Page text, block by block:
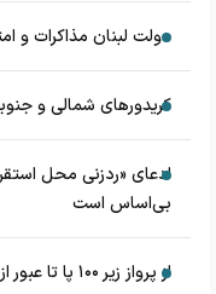
دولت لبنان مذاکرات و
کریدورهای شمالی و
ادعای «ردزنی محل
بی‌اساس است
از پرواز زیر ۱۰۰ پا تا عبور از پدافند‌های گسترده دشمن